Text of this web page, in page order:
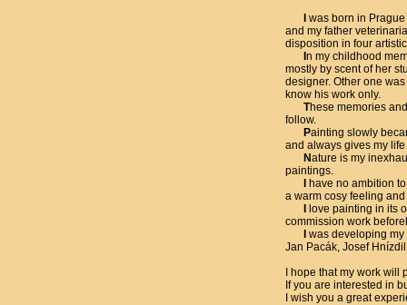
was born in
and my father
disposition in four
n my childhood
mostly by scent of her
designer. Other one
know his work only.
These memories
follow.
Painting slowly
and always gives my
Nature is my
paintings.
have no ambition
a warm cosy feeling
love painting in its
commission work
was developing
Jan Pacák, Josef
I hope that my work
If you are interested in
I wish you a great